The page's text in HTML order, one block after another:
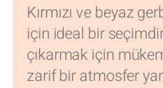
Kırmızı ve beyaz
için ideal bir
çıkarmak için
zarif bir atmosfer